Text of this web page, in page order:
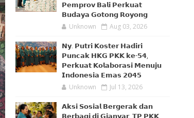
𝗣𝗲𝗺𝗽𝗿𝗼𝘃 𝗕𝗮𝗹𝗶 𝗣𝗲𝗿𝗸𝘂𝗮𝘁
𝗕𝘂𝗱𝗮𝘆𝗮 𝗚𝗼𝘁𝗼𝗻𝗴 𝗥𝗼𝘆𝗼𝗻𝗴
Unknown Aug 03, 2026
𝗡𝘆. 𝗣𝘂𝘁𝗿𝗶 𝗞𝗼𝘀𝘁𝗲𝗿 𝗛𝗮𝗱𝗶𝗿𝗶
𝗣𝘂𝗻𝗰𝗮𝗸 𝗛𝗞𝗚 𝗣𝗞𝗞 𝗸𝗲-𝟱𝟰,
𝗣𝗲𝗿𝗸𝘂𝗮𝘁 𝗞𝗼𝗹𝗮𝗯𝗼𝗿𝗮𝘀𝗶 𝗠𝗲𝗻𝘂𝗷𝘂
𝗜𝗻𝗱𝗼𝗻𝗲𝘀𝗶𝗮 𝗘𝗺𝗮𝘀 𝟮𝟬𝟰𝟱
Unknown Jul 13, 2026
𝗔𝗸𝘀𝗶 𝗦𝗼𝘀𝗶𝗮𝗹 𝗕𝗲𝗿𝗴𝗲𝗿𝗮𝗸 𝗱𝗮𝗻